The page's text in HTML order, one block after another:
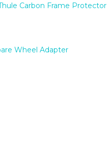
Carbon Frame Protector
Wheel Adapter